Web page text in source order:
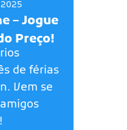
– Jogue
Preço!
de férias
Vem se